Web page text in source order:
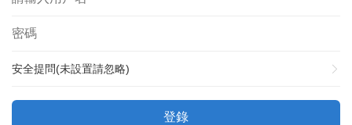
安全提問(未設置請忽略)
登錄